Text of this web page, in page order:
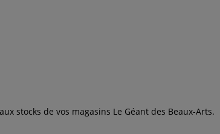
stocks de vos magasins Le Géant des Beaux-Arts.